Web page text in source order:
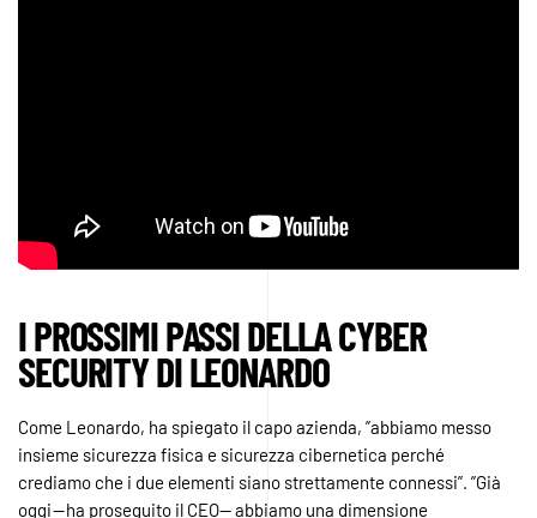
I PROSSIMI PASSI DELLA CYBER
SECURITY DI LEONARDO
Come Leonardo, ha spiegato il capo azienda, ”abbiamo messo
insieme sicurezza fisica e sicurezza cibernetica perché
crediamo che i due elementi siano strettamente connessi”. ”Già
oggi — ha proseguito il CEO— abbiamo una dimensione